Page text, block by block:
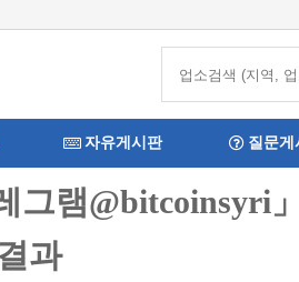
자유게시판 질문게
그램@bitcoinsyri
과